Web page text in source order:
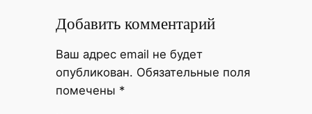
Добавить комментарий
Ваш адрес email не будет
опубликован. Обязательные поля
помечены *